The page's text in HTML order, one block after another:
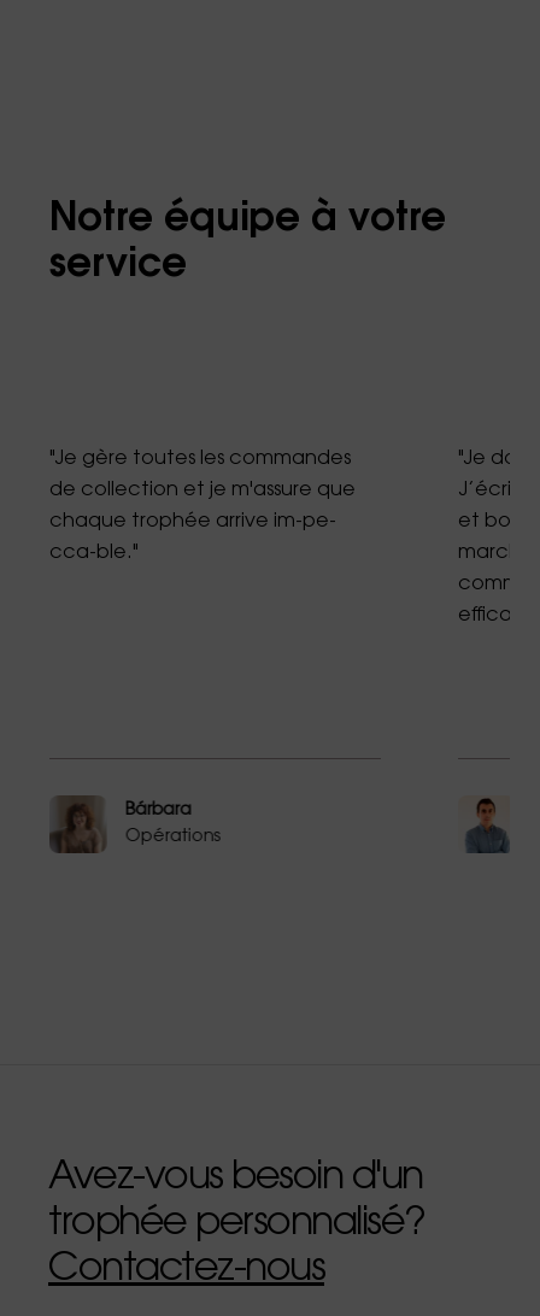
Notre équipe à votre
service
"Je gère toutes les commandes
de collection et je m'assure que
chaque trophée arrive im-pe-
cca-ble."
Bárbara
Opérations
"Je
J’écris
et
Avez-vous besoin d'un
trophée personnalisé?
Contactez-nous